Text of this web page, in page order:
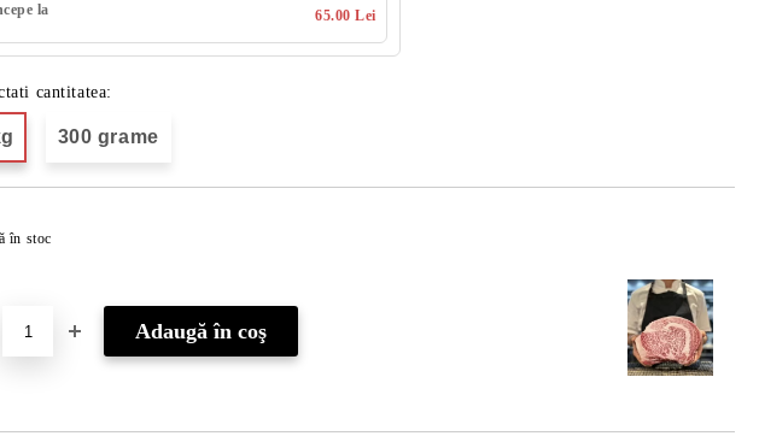
la 65.00 Lei
cantitatea:
300 grame
în stoc